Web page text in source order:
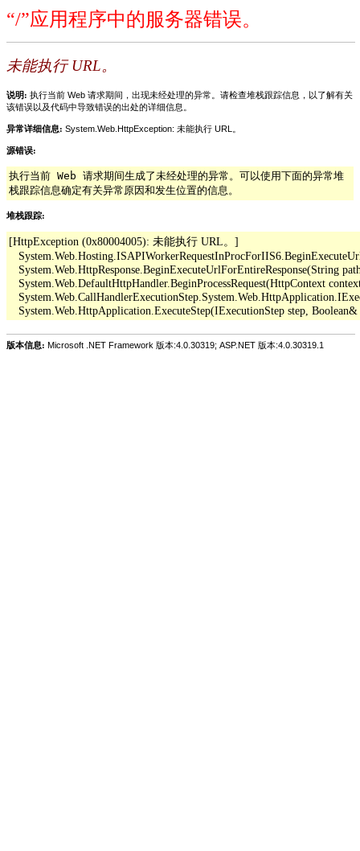
“/”应用程序中的服务器错误。
未能执行 URL。
说明: 执行当前 Web 请求期间，出现未经处理的异常。请检查堆栈跟踪信息，以了解有关
该错误以及代码中导致错误的出处的详细信息。
异常详细信息: System.Web.HttpException: 未能执行 URL。
源错误:
执行当前 Web 请求期间生成了未经处理的异常。可以使用下面的异常堆
栈跟踪信息确定有关异常原因和发生位置的信息。
堆栈跟踪:
[HttpException (0x80004005): 未能执行 URL。]
System.Web.HttpResponse.BeginExecuteUrlForEntireResponse(String
System.Web.DefaultHttpHandler.BeginProcessRequest(HttpContext
版本信息: Microsoft .NET Framework 版本:4.0.30319; ASP.NET 版本:4.0.30319.1